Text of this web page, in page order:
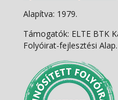
Alapítva: 1979.
Támogatók: ELTE BTK
Folyóirat-fejlesztési Alap.